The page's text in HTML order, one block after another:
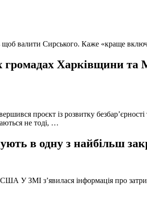
валити Сирського. Каже «краще
Харківщини та
проєкт із розвитку
не тоді, …
в одну з найбільш
У ЗМІ з’явилася інформація про